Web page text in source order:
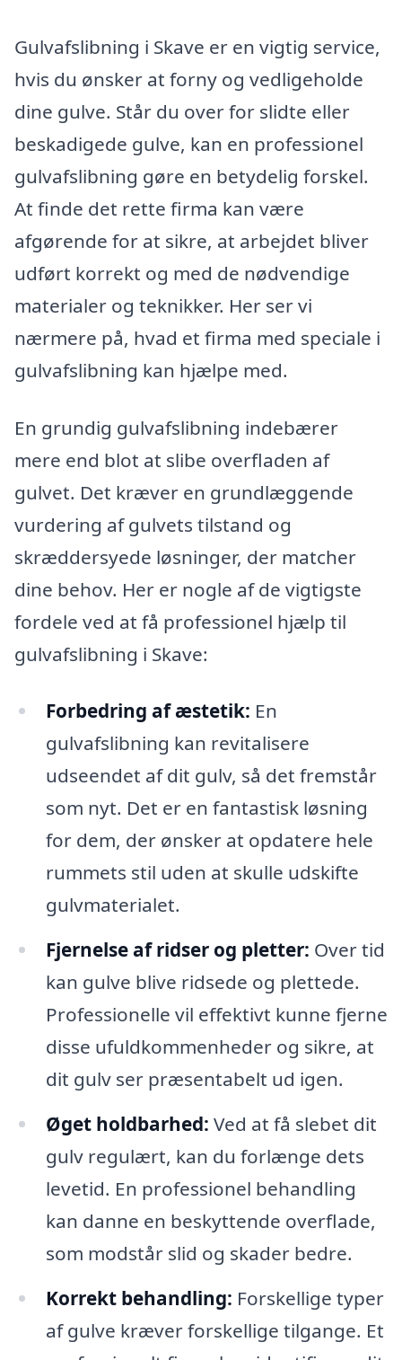
Gulvafslibning i Skave er en vigtig service,
hvis du ønsker at forny og vedligeholde
dine gulve. Står du over for slidte eller
beskadigede gulve, kan en professionel
gulvafslibning gøre en betydelig forskel.
At finde det rette firma kan være
afgørende for at sikre, at arbejdet bliver
udført korrekt og med de nødvendige
materialer og teknikker. Her ser vi
nærmere på, hvad et firma med speciale i
gulvafslibning kan hjælpe med.
En grundig gulvafslibning indebærer
mere end blot at slibe overfladen af
gulvet. Det kræver en grundlæggende
vurdering af gulvets tilstand og
skræddersyede løsninger, der matcher
dine behov. Her er nogle af de vigtigste
fordele ved at få professionel hjælp til
gulvafslibning i Skave:
Forbedring af æstetik: En
gulvafslibning kan revitalisere
udseendet af dit gulv, så det fremstår
som nyt. Det er en fantastisk løsning
for dem, der ønsker at opdatere hele
rummets stil uden at skulle udskifte
gulvmaterialet.
Fjernelse af ridser og pletter: Over tid
kan gulve blive ridsede og plettede.
Professionelle vil effektivt kunne fjerne
disse ufuldkommenheder og sikre, at
dit gulv ser præsentabelt ud igen.
Øget holdbarhed: Ved at få slebet dit
gulv regulært, kan du forlænge dets
levetid. En professionel behandling
kan danne en beskyttende overflade,
som modstår slid og skader bedre.
Korrekt behandling: Forskellige typer
af gulve kræver forskellige tilgange. Et